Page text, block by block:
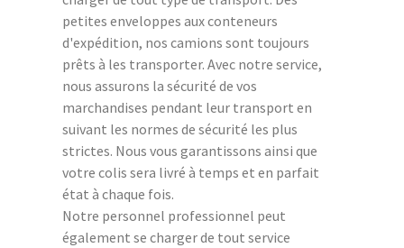
petites enveloppes aux conteneurs
d'expédition, nos camions sont toujours
prêts à les transporter. Avec notre service,
nous assurons la sécurité de vos
marchandises pendant leur transport en
suivant les normes de sécurité les plus
strictes. Nous vous garantissons ainsi que
votre colis sera livré à temps et en parfait
état à chaque fois.
Notre personnel professionnel peut
également se charger de tout service